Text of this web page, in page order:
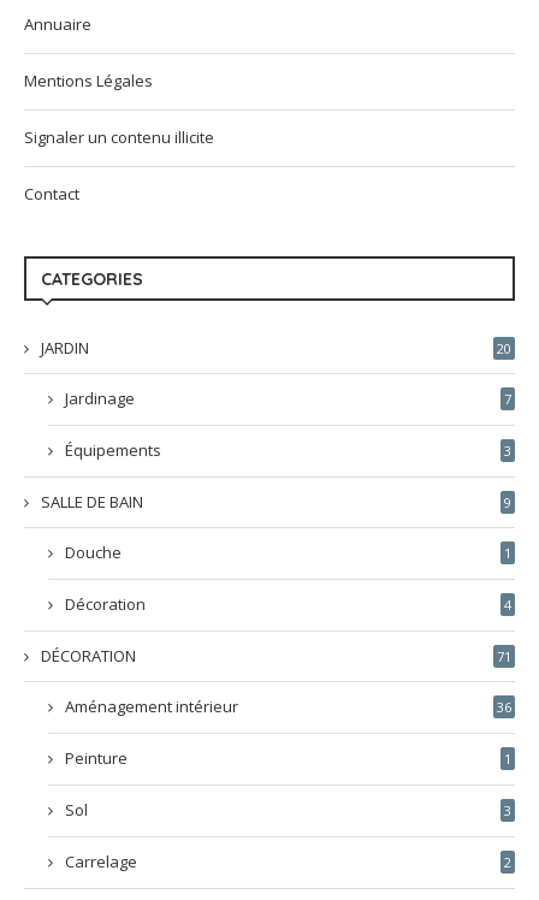
Annuaire
Mentions Légales
Signaler un contenu illicite
Contact
CATEGORIES
JARDIN 20
Jardinage 7
Équipements 3
SALLE DE BAIN 9
Douche 1
Décoration 4
DÉCORATION 71
Aménagement intérieur 36
Peinture 1
Sol 3
Carrelage 2